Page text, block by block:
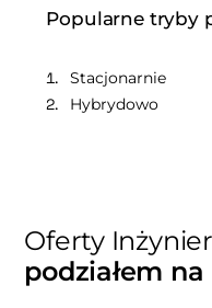
Popularne tryby
Stacjonarnie
Hybrydowo
Oferty
podziałem